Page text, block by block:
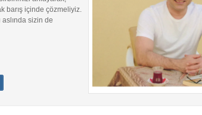
barış içinde çözmeliyiz.
sizin de